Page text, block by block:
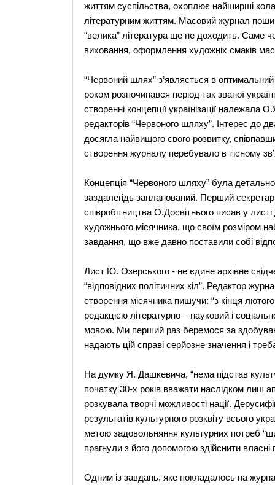
життям суспільства, охоплює найширші
літературним життям. Масовий журнал
“велика” література ще не доходить. Саме
виховання, оформлення художніх смаків
“Червоний шлях” з’являється в
роком розпочинався період так званої
створенні концепції українізації
редакторів “Червоного шляху”. Інтерес до
досягла найвищого свого розвитку,
створення журналу перебувало в тісному
Концепція “Червоного шляху” була
заздалегідь запланований. Перший
співробітництва О.Досвітнього писав у
художнього місячника, що своїм розміром
завдання, що вже давно поставили собі
Лист Ю. Озерського - не єдине архівне
“відповідних політичних кіл”. Редактор
створення місячника пишучи: “з кінця
редакцією літературно – науковий і
мовою. Ми перший раз беремося за
надають цій справі серйозне значення і
На думку Я. Дашкевича, “нема підстав
початку 30-х років вважати наслідком лиш
розкувала творчі можливості нації.
результатів культурного розквіту всього
метою задовольняння культурних потреб
прагнули з його допомогою здійснити власні
Одним із завдань, яке покладалось на